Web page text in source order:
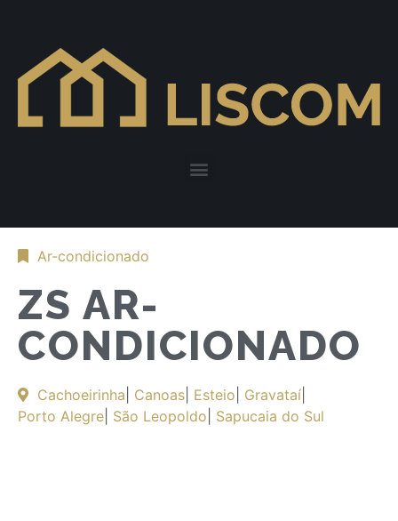
Ar-condicionado
ZS AR-
CONDICIONADO
Cachoeirinha Canoas Esteio Gravataí
Porto Alegre São Leopoldo Sapucaia do Sul